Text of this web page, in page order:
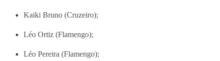
Kaiki Bruno (Cruzeiro);
Léo Ortiz (Flamengo);
Léo Pereira (Flamengo);